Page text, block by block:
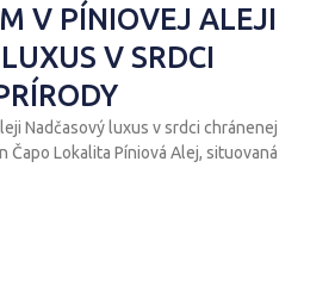
je viac ako len kúpa nehnuteľnosti v zahraničí.
prenajať byt?
voľbách. A čo teraz?
V PÍNIOVEJ ALEJI
V SRDCI
Nadčasový luxus v srdci chránenej
Lokalita Píniová Alej, situovaná